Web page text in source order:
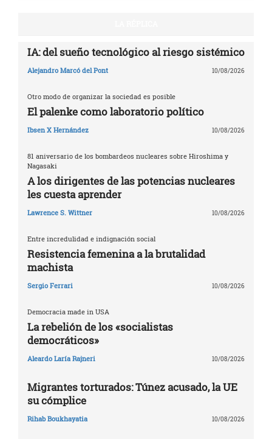
IA: del sueño tecnológico al riesgo sistémico
Alejandro Marcó del Pont 10/08/2026
Otro modo de organizar la sociedad es posible
El palenke como laboratorio político
Ibsen X Hernández 10/08/2026
81 aniversario de los bombardeos nucleares sobre Hiroshima y
Nagasaki
A los dirigentes de las potencias nucleares
les cuesta aprender
Lawrence S. Wittner 10/08/2026
Entre incredulidad e indignación social
Resistencia femenina a la brutalidad
machista
Sergio Ferrari 10/08/2026
Democracia made in USA
La rebelión de los «socialistas
democráticos»
Aleardo Laría Rajneri 10/08/2026
Migrantes torturados: Túnez acusado, la UE
su cómplice
Rihab Boukhayatia 10/08/2026